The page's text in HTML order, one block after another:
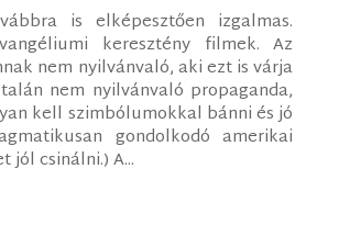
is elképesztően izgalmas.
keresztény filmek. Az
nem nyilvánvaló, aki ezt is várja
nem nyilvánvaló propaganda,
kell szimbólumokkal bánni és jó
gondolkodó amerikai
csinálni.) A...